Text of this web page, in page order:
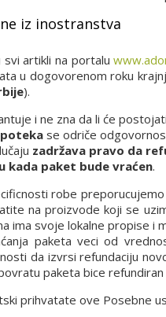
iz inostranstva
svi artikli na portalu
u dogovorenom roku
).
i ne zna da li će
se odriče
zadržava pravo da
kada paket bude vraćen.
robe
na proizvode koji se
ima svoje lokalne propise
paketa veci od
da izvrsi refundaciju
paketa bice
prihvatate ove Posebne